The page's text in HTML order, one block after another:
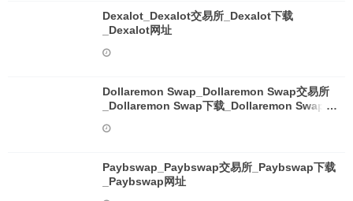
Dexalot_Dexalot交易所_Dexalot下载
_Dexalot网址
Dollaremon Swap_Dollaremon Swap交易所
_Dollaremon Swap下载_Dollaremon Swap网
Paybswap_Paybswap交易所_Paybswap下载
_Paybswap网址